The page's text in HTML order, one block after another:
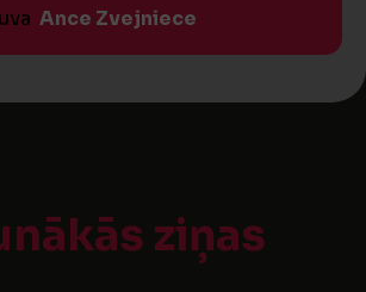
Ance Zvejniece
ziņas